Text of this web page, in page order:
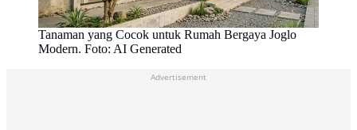
Tanaman yang Cocok untuk Rumah Bergaya Joglo
Modern. Foto: AI Generated